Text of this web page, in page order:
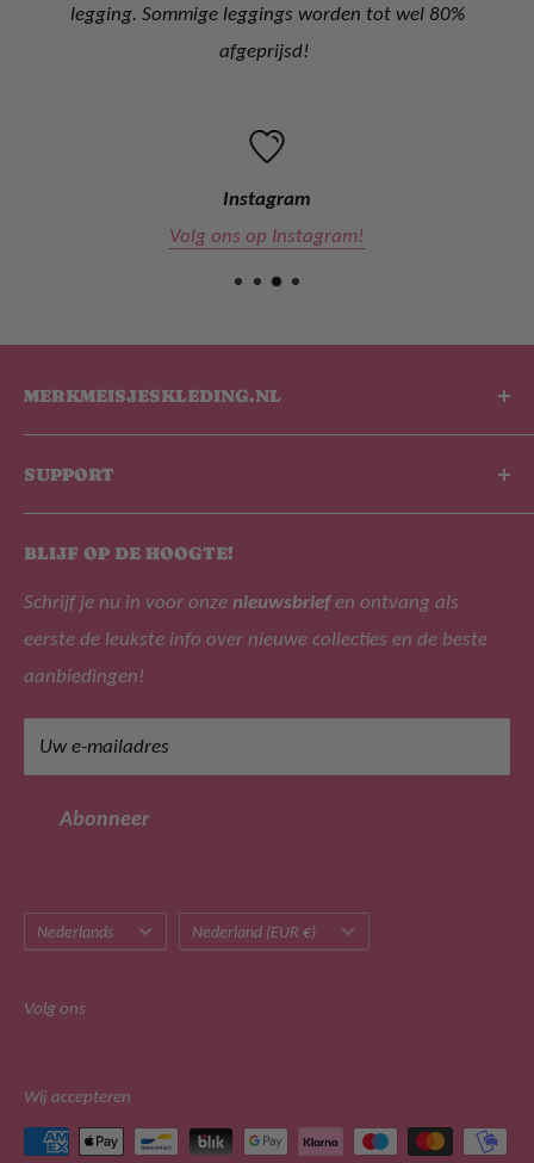
legging. Sommige leggings worden tot wel 80%
afgeprijsd!
Instagram
Volg ons op Instagram!
MERKMEISJESKLEDING.NL
De leukste kinderkleding shop van Nederland en
België! De kinderkleding welke wij onder ander
aanbieden zijn B.Nosy, Lyle & Scott, Like Flo, Alix The
Label, Tygo&Vito, Daily 7 en NoNo!
Adres: Leijsenhoek 47, 4901 ER Oosterhout (geen
bezoekadres)
Tel: +31 (0)162 471266
Mail: klantenservice@merkmeisjeskleding.nl
BTW-nummer: NL822514680B01
SUPPORT
Zoek
Veelgestelde vragen
Privacy beleid
Retourbeleid
Algemene voorwaarden
Klachtenregeling
BLIJF OP DE HOOGTE!
Schrijf je nu in voor onzenieuwsbriefen ontvang als
eerste de leukste info over nieuwe collecties en de beste
aanbiedingen!
Uw e-mailadres
Abonneer
Taal
Nederlands Land/regio
Nederland (EUR €)
Volg ons
Wij accepteren